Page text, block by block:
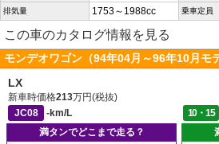
排気量 1753～1988cc 乗車定員
この車のカタログ情報を見る
モンデオワゴン（94年04月～96年10月モ
LX
新車時価格213万円(税抜)
JC08
-km/L 10・15
満タンでどこまで走る？